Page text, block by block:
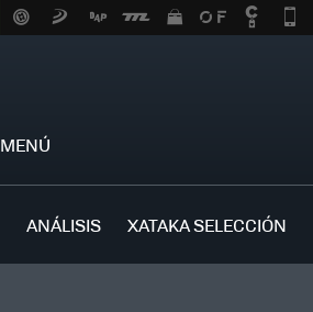
MENÚ
ANÁLISIS XATAKA SELECCIÓN